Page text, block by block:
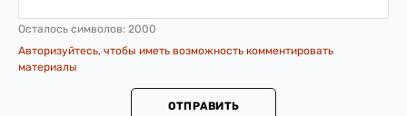
Осталось символов: 2000
Авторизуйтесь, чтобы иметь возможность комментировать
материалы
ОТПРАВИТЬ